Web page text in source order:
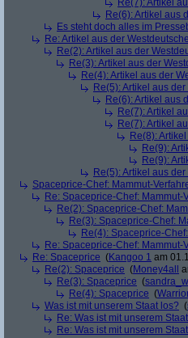
Re(7): Artikel
Re(6): Artikel aus
Es steht doch alles im
Re: Artikel aus der
Re(2): Artikel aus der
Re(3): Artikel aus der
Re(4): Artikel aus der
Re(5): Artikel aus
Re(6): Artikel aus
Re(7): Artikel
Re(7): Artikel
Re(8):
Re(9):
Re(9):
Re(5): Artikel aus
Spaceprice-Chef: Mammut-
Re: Spaceprice-Chef: Mammut-
Re(2): Spaceprice-Chef:
Re(3): Spaceprice-Chef:
Re(4): Spaceprice-
Re: Spaceprice-Chef: Mammut-
Re: Spaceprice (Kangoo 1 am
Re(2): Spaceprice (Money4all
Re(3): Spaceprice (
Re(4): Spaceprice (
Was ist mit unserem Staat los? (
Re: Was ist mit unserem
Re: Was ist mit unserem